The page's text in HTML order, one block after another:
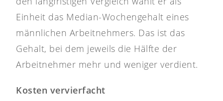
Einheit das Median-Wochengehalt eines
männlichen Arbeitnehmers. Das ist das
Gehalt, bei dem jeweils die Hälfte der
Arbeitnehmer mehr und weniger verdient.
Kosten vervierfacht